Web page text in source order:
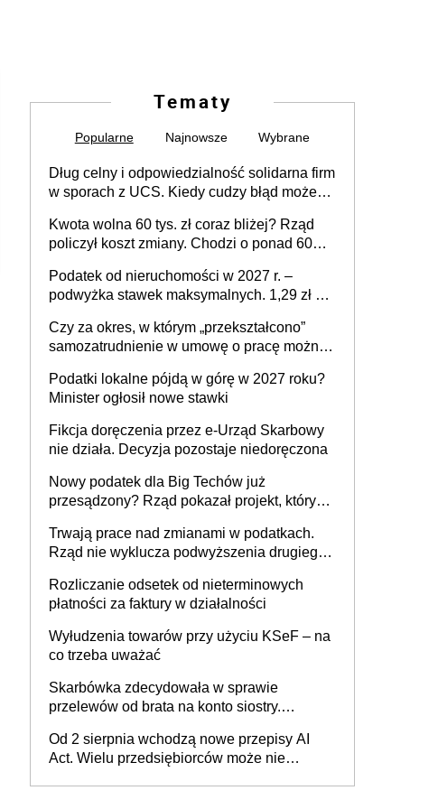
Tematy
Popularne Najnowsze Wybrane
Dług celny i odpowiedzialność solidarna firm
w sporach z UCS. Kiedy cudzy błąd może
Kwota wolna 60 tys. zł coraz bliżej? Rząd
policzył koszt zmiany. Chodzi o ponad 60
Podatek od nieruchomości w 2027 r. –
podwyżka stawek maksymalnych. 1,29 zł za
budynków i lokali związanych z
prowadzeniem działalności gospodarczej
Czy za okres, w którym „przekształcono”
samozatrudnienie w umowę o pracę można
umowy cywilnoprawnej jedynym
racjonalnym wyjściem
Podatki lokalne pójdą w górę w 2027 roku?
Minister ogłosił nowe stawki
Fikcja doręczenia przez e-Urząd Skarbowy
nie działa. Decyzja pozostaje niedoręczona
Nowy podatek dla Big Techów już
przesądzony? Rząd pokazał projekt, który
Trwają prace nad zmianami w podatkach.
Rząd nie wyklucza podwyższenia drugiego
Rozliczanie odsetek od nieterminowych
płatności za faktury w działalności
Wyłudzenia towarów przy użyciu KSeF – na
co trzeba uważać
Skarbówka zdecydowała w sprawie
przelewów od brata na konto siostry.
darowizna, ale podatku jednak nie będzie
Od 2 sierpnia wchodzą nowe przepisy AI
Act. Wielu przedsiębiorców może nie